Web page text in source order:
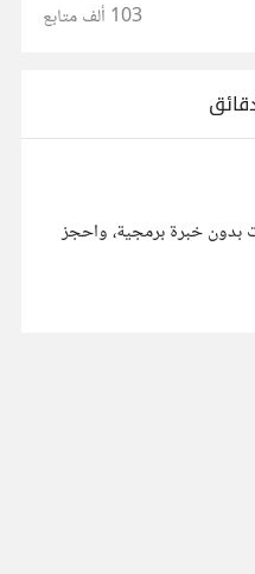
103 ألف متابع
بدون خبرة برمجية، واحجز